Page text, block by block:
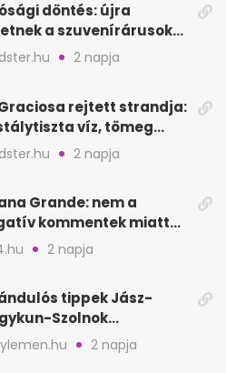
döntés: újra
a szuvenírárusok
ikonikus helyére
2 napja
rejtett strandja:
víz, tömeg
2 napja
Grande: nem a
kommentek miatt
vissza2 napja
tippek Jász-
Szolnok
6 kihagyhatatlan
2 napja